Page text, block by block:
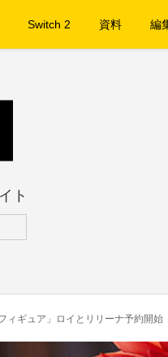
Switch 2 資料 編
ト
ィギュア」ロイとリリーナ予約開始